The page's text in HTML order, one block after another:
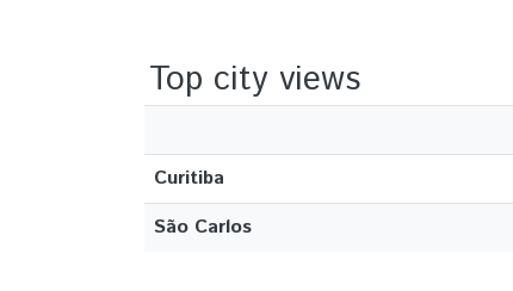
Top city views
Curitiba
São Carlos